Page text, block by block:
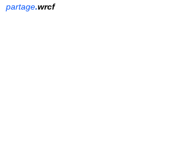
partage.wrcf